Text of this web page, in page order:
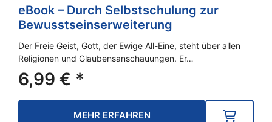
eBook – Durch Selbstschulung zur
Bewusstseinserweiterung
Der Freie Geist, Gott, der Ewige All-Eine, steht über allen
Religionen und Glaubensanschauungen. Er…
6,99 € *
MEHR ERFAHREN